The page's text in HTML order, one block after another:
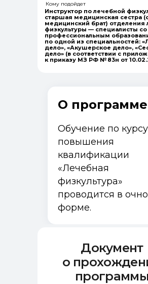
Инструктор по лечебной
старшая медицинская сестра
медицинский брат) отделения
физкультуры — специалисты
профессиональным
по одной из специальностей:
дело», «Акушерское дело»,
дело» (в соответствии с
к приказу МЗ РФ № 83н от
Кому подойдет
О программе
Обучение по курсу
повышения
квалификации
«Лечебная
физкультура»
проводится в
форме.
Документ
о
программы